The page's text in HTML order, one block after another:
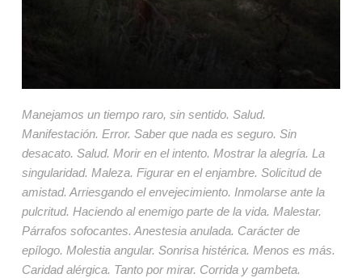
Manejamos un tiempo raro, sin sentido. Salud.
Manifestación. Error. Saber que nada es seguro. Sin
desacato. Salud. Morir en el intento. Mostrar la alegría. La
singularidad. Maleza. Figurar en el enjambre. Solicitud de
amistad. Arriesgando el envejecimiento. Inmolarse ante la
pulcritud. Haciendo al enemigo parte de la vida. Malestar.
Párrafos sofocantes. Anestesia anulada. Carácter de
epílogo. Molestia angular. Sonrisa histérica. Menos es más.
Caridad alérgica. Tanto por mirar. Corrida y gambeta.